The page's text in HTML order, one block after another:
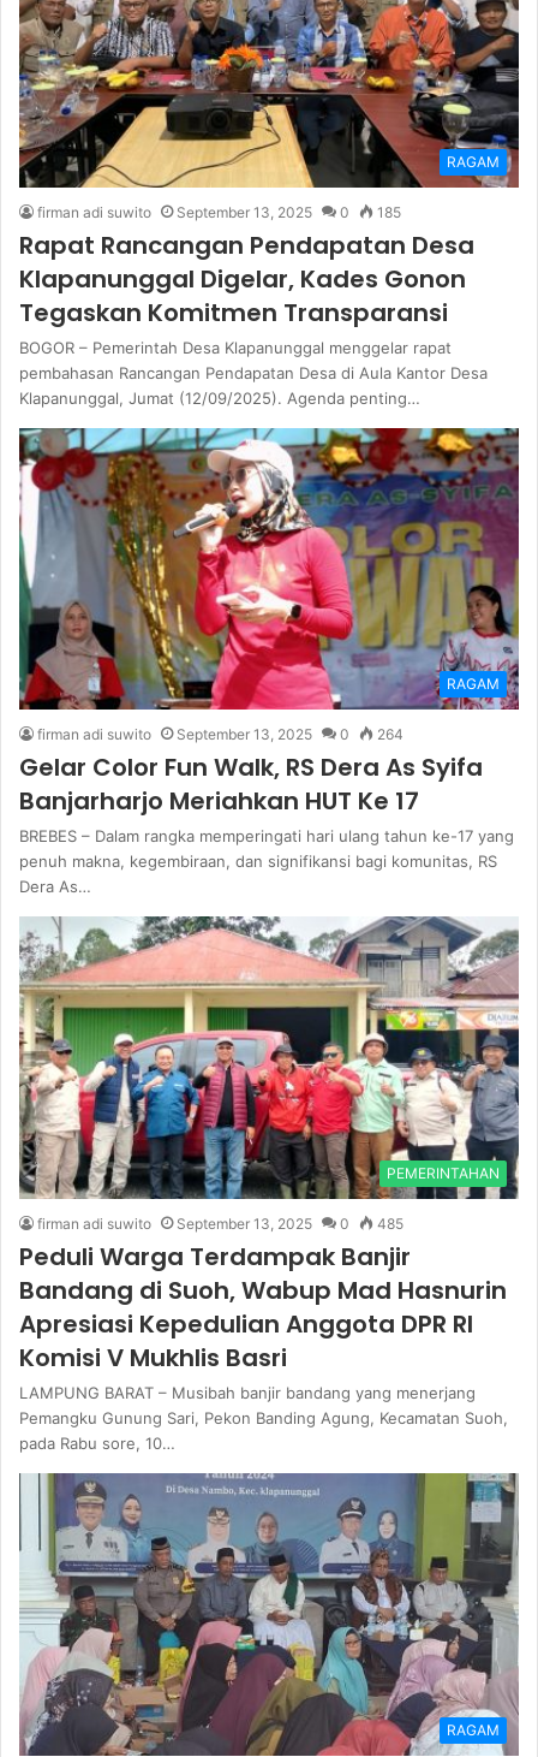
RAGAM
firman adi suwito September 13, 2025 0 185
Rapat Rancangan Pendapatan Desa
Klapanunggal Digelar, Kades Gonon
Tegaskan Komitmen Transparansi
BOGOR – Pemerintah Desa Klapanunggal menggelar rapat
pembahasan Rancangan Pendapatan Desa di Aula Kantor Desa
Klapanunggal, Jumat (12/09/2025). Agenda penting…
RAGAM
firman adi suwito September 13, 2025 0 264
Gelar Color Fun Walk, RS Dera As Syifa
Banjarharjo Meriahkan HUT Ke 17
BREBES – Dalam rangka memperingati hari ulang tahun ke-17 yang
penuh makna, kegembiraan, dan signifikansi bagi komunitas, RS
Dera As…
PEMERINTAHAN
firman adi suwito September 13, 2025 0 485
Peduli Warga Terdampak Banjir
Bandang di Suoh, Wabup Mad Hasnurin
Apresiasi Kepedulian Anggota DPR RI
Komisi V Mukhlis Basri
LAMPUNG BARAT – Musibah banjir bandang yang menerjang
Pemangku Gunung Sari, Pekon Banding Agung, Kecamatan Suoh,
pada Rabu sore, 10…
RAGAM